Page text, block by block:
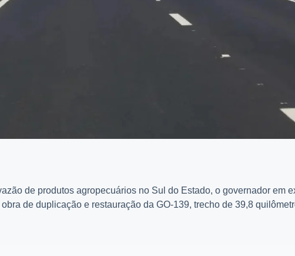
de produtos agropecuários no Sul do Estado, o governador em
de duplicação e restauração da GO-139, trecho de 39,8